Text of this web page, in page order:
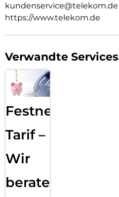
kundenservice@telekom.de
https://www.telekom.de
Verwandte Services
Festnetz
Tarif –
Wir
beraten